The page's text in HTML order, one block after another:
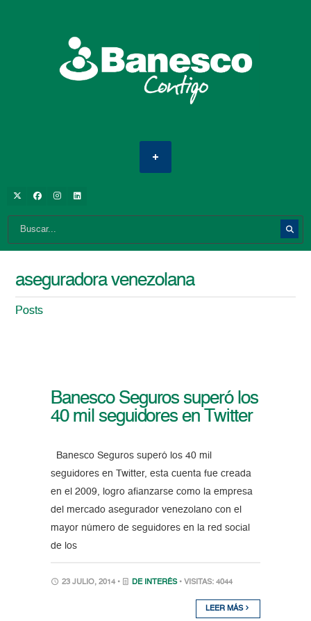
aseguradora venezolana
Posts
Banesco Seguros superó los
40 mil seguidores en Twitter
Banesco Seguros superó los 40 mil
seguidores en Twitter, esta cuenta fue creada
en el 2009, logro afianzarse como la empresa
del mercado asegurador venezolano con el
mayor número de seguidores en la red social
de los
23 JULIO, 2014 • DE INTERÉS • VISITAS: 4044
LEER MÁS